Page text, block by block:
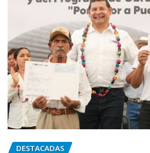
DESTACADAS